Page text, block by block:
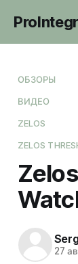
ОБЗОРЫ
ВИДЕО
ZELOS
ZELOS
27